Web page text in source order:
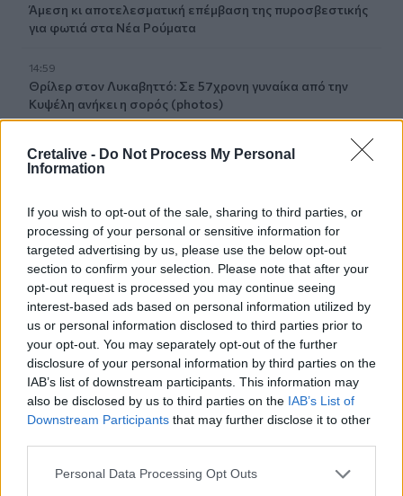
Cretalive - Do Not Process My Personal
Information
If you wish to opt-out of the sale, sharing to third parties, or
processing of your personal or sensitive information for
targeted advertising by us, please use the below opt-out
section to confirm your selection. Please note that after your
opt-out request is processed you may continue seeing
interest-based ads based on personal information utilized by
us or personal information disclosed to third parties prior to
your opt-out. You may separately opt-out of the further
disclosure of your personal information by third parties on the
IAB’s list of downstream participants. This information may
also be disclosed by us to third parties on the IAB’s List of
Downstream Participants that may further disclose it to other
Personal Data Processing Opt Outs
Άμεση κι αποτελεσματική επέμβαση της πυροσβεστικής
για φωτιά στα Νέα Ρούματα
14:59
Θρίλερ στον Λυκαβηττό: Σε 57χρονη γυναίκα από την
Κυψέλη ανήκει η σορός (photos)
Πνιγμοί στην Ελλάδα: Γιατί κινδυνεύουν περισσότερο οι
14:42
Αλέξης Τσίπρας: Στις 2 Σεπτεμβρίου η παρουσίαση του
οικονομικού προγράμματος της ΕΛ.Α.Σ.
14:37
ΟΦΗ: Η τρίτη φανέλα για τη νέα σεζόν - «Το πορτοκαλί
που κουβαλά την ιστορία μας»
ΠΕΡΙΣΣΟΤΕΡΑ